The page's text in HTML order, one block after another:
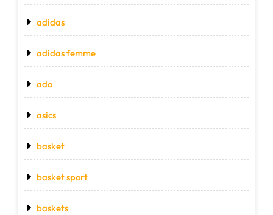
adidas
adidas femme
ado
asics
basket
basket sport
baskets